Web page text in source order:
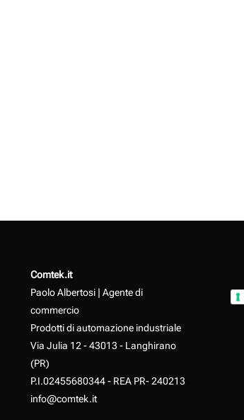
Comtek.it
Paolo Albertosi | Agente di
commercio
Prodotti di automazione industriale
Via Julia 12 - 43013 - Langhirano
(PR)
P.I.02455680344 - REA PR- 240213
info@comtek.it